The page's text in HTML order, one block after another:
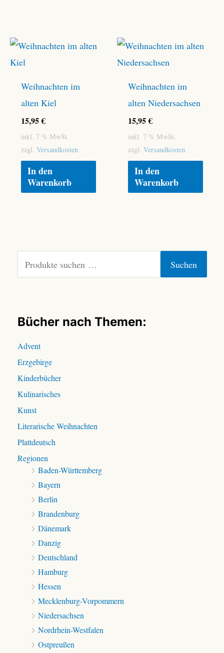
c
n
n
c
h
:
Suchen
Bücher nach Themen:
Advent
Erzgebirge
Kinderbücher
Kulinarisches
Kunst
Literarische Weihnachten
Plattdeutsch
Regionen
Baden-Württemberg
Bayern
Berlin
Brandenburg
Dänemark
Danzig
Deutschland
Hamburg
Hessen
Mecklenburg-Vorpommern
Niedersachsen
Nordrhein-Westfalen
Ostpreußen
Weihnachten im
alten Kiel
15,95€
inkl. 7 % MwSt.
zzgl. Versandkosten
In den
Warenkorb
Weihnachten im
alten Niedersachsen
15,95€
inkl. 7 % MwSt.
zzgl. Versandkosten
In den
Warenkorb